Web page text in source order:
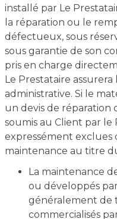
installé par Le
la réparation ou le
défectueux, sous
sous garantie de son
pris en charge
Le Prestataire
administrative. Si le
un devis de réparation
soumis au Client par le
expressément exclues
maintenance au titre
La maintenance
ou développés
généralement de
commercialisés